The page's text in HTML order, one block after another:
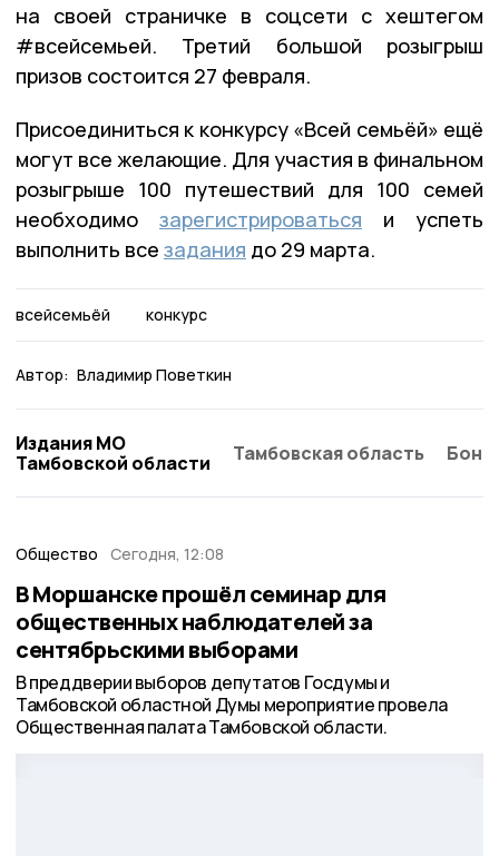
на своей страничке в соцсети с хештегом
#всейсемьей. Третий большой розыгрыш
призов состоится 27 февраля.
Присоединиться к конкурсу «Всей семьёй» ещё
могут все желающие. Для участия в финальном
розыгрыше 100 путешествий для 100 семей
необходимо зарегистрироваться и успеть
выполнить все задания до 29 марта.
всейсемьёй конкурс
Автор: Владимир Поветкин
Издания МО
Тамбовской области
Тамбовская область
Общество Сегодня, 12:08
В Моршанске прошёл семинар для
общественных наблюдателей за
сентябрьскими выборами
В преддверии выборов депутатов Госдумы и
Тамбовской областной Думы мероприятие провела
Общественная палата Тамбовской области.